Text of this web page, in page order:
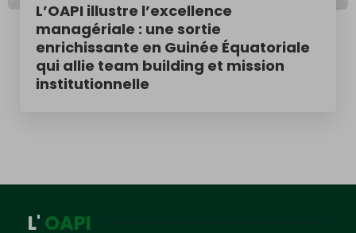
L’OAPI illustre l’excellence
managériale : une sortie
enrichissante en Guinée Équatoriale
qui allie team building et mission
institutionnelle
L' OAPI